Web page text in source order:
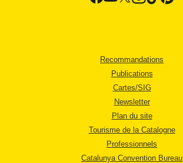
Recommandations
Publications
Cartes/SIG
Newsletter
Plan du site
Tourisme de la Catalogne
Professionnels
Catalunya Convention Bureau